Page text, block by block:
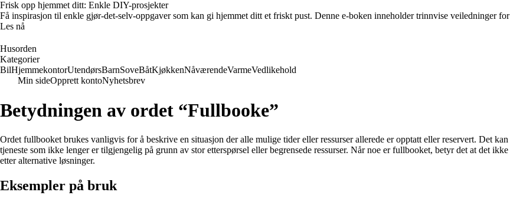
Frisk opp hjemmet ditt: Enkle DIY-prosjekter
Få inspirasjon til enkle gjør-det-selv-oppgaver som kan gi hjemmet ditt et friskt pust. Denne e-boken inneholder trinnvise veiledninger
Les nå
Husorden
Kategorier
BilHjemmekontorUtendørsBarnSoveBåtKjøkkenNåværendeVarmeVedlikehold
Min sideOpprett kontoNyhetsbrev
Betydningen av ordet “Fullbooke”
Ordet fullbooket brukes vanligvis for å beskrive en situasjon der alle mulige tider eller ressurser allerede er opptatt eller reservert. Det
tjeneste som ikke lenger er tilgjengelig på grunn av stor etterspørsel eller begrensede ressurser. Når noe er fullbooket, betyr det at det
etter alternative løsninger.
Eksempler på bruk